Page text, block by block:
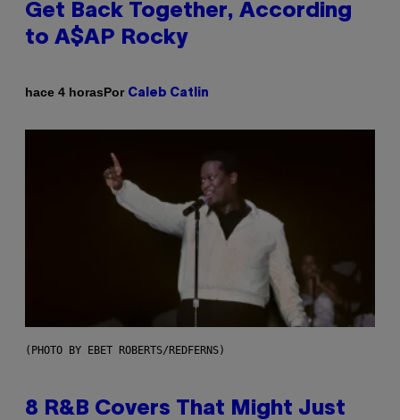
Get Back Together, According
to A$AP Rocky
hace 4 horasPor Caleb Catlin
(PHOTO BY EBET ROBERTS/REDFERNS)
8 R&B Covers That Might Just